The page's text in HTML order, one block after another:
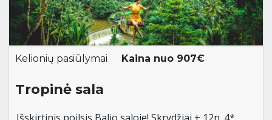
Kaina nuo 907€
Kelionių pasiūlymai
Tropinė sala